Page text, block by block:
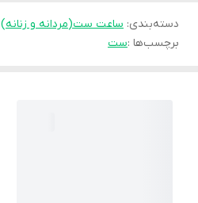
دسته‌بندی: ساعت ست(مردانه و زنانه)
برچسب‌ها :ست